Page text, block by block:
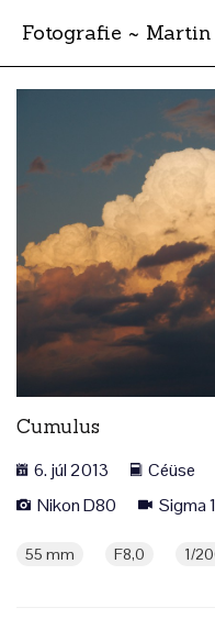
Fotografie ~
Moje obľúbené
Archív
Vyhľadávanie
Cumulus
6. júl 2013 Céüse
Nikon D80
Sigma
55 mm F8,0 1/